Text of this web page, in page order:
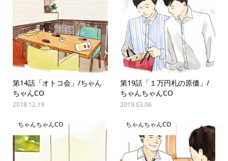
第14話「オトコ会」/ちゃん
ちゃんCO
2018.12.19
第19話「１万円札の原価」/
ちゃんちゃんCO
2019.03.06
ちゃんちゃんCO ちゃんちゃんCO